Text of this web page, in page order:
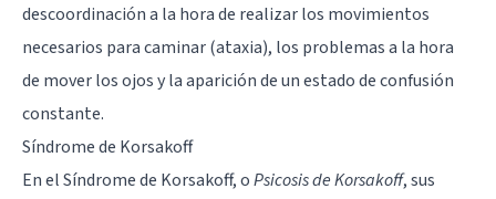
descoordinación a la hora de realizar los movimientos
necesarios para caminar (ataxia), los problemas a la hora
de mover los ojos y la aparición de un estado de confusión
constante.
Síndrome de Korsakoff
En el Síndrome de Korsakoff, oPsicosis de Korsakoff, sus